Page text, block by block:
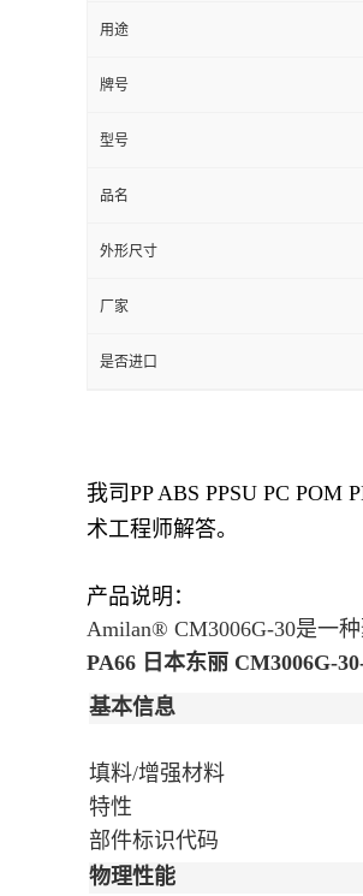
用途
牌号
型号
品名
外形尺寸
厂家
是否进口
我司 PP ABS PPSU PC POM
术工程师解答。
产品说明：
Amilan® CM3006G-30是一
PA66 日本东丽 CM3006G-
基本信息
填料/增强材料
特性
部件标识代码
物理性能